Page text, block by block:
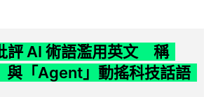
評 AI 術語濫用英文 稱
與「Agent」動搖科技話語